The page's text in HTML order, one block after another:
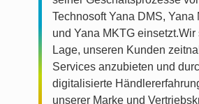
Technosoft Yana DMS, Yana
und Yana MKTG
Lage, unseren Kunden
Services anzubieten und
digitalisierte
unserer Marke und